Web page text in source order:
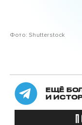
Фото: Shutterstock
ЕЩЁ
И